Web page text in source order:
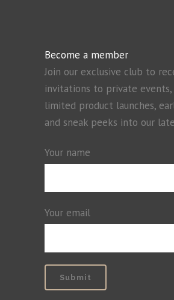
Become a member
Join our exclusive club to
invitations to private events,
limited product launches,
and sneak peeks into our
Your name
Your email